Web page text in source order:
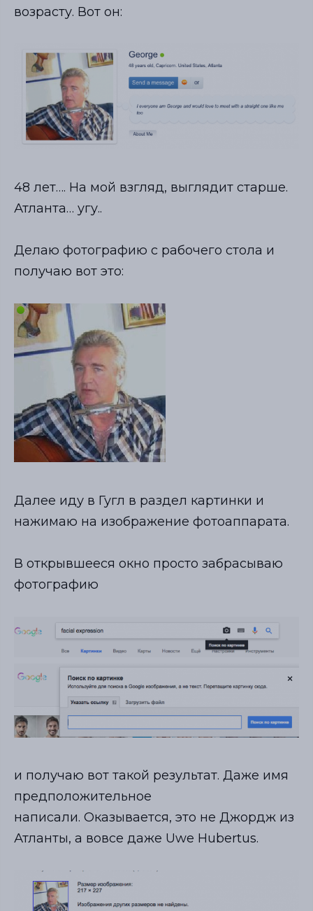
возрасту. Вот он:
48 лет…. На мой взгляд, выглядит старше.
Атланта… угу..
Делаю фотографию с рабочего стола и
получаю вот это:
Далее иду в Гугл в раздел картинки и
нажимаю на изображение фотоаппарата.
В открывшееся окно просто забрасываю
фотографию
и получаю вот такой результат. Даже имя
предположительное
написали. Оказывается, это не Джордж из
Атланты, а вовсе даже Uwe Hubertus.